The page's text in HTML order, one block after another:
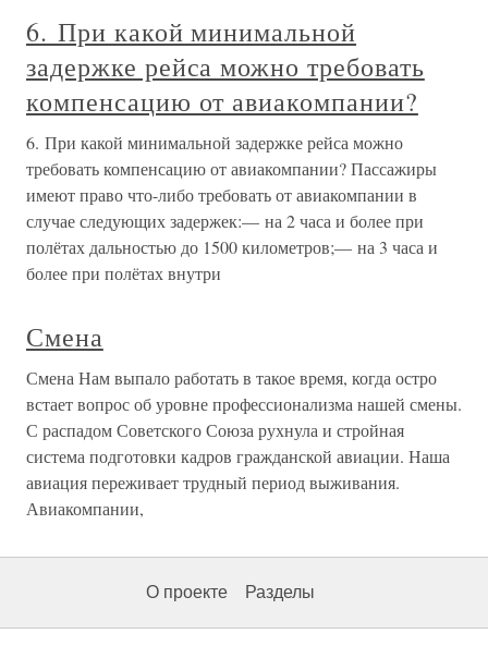
6. При какой минимальной
задержке рейса можно требовать
компенсацию от авиакомпании?
6. При какой минимальной задержке рейса можно
требовать компенсацию от авиакомпании? Пассажиры
имеют право что-либо требовать от авиакомпании в
случае следующих задержек:— на 2 часа и более при
полётах дальностью до 1500 километров;— на 3 часа и
более при полётах внутри
Смена
Смена Нам выпало работать в такое время, когда остро
встает вопрос об уровне профессионализма нашей смены.
С распадом Советского Союза рухнула и стройная
система подготовки кадров гражданской авиации. Наша
авиация переживает трудный период выживания.
Авиакомпании,
О проекте Разделы